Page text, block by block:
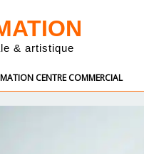
& artistique
CENTRE COMMERCIAL